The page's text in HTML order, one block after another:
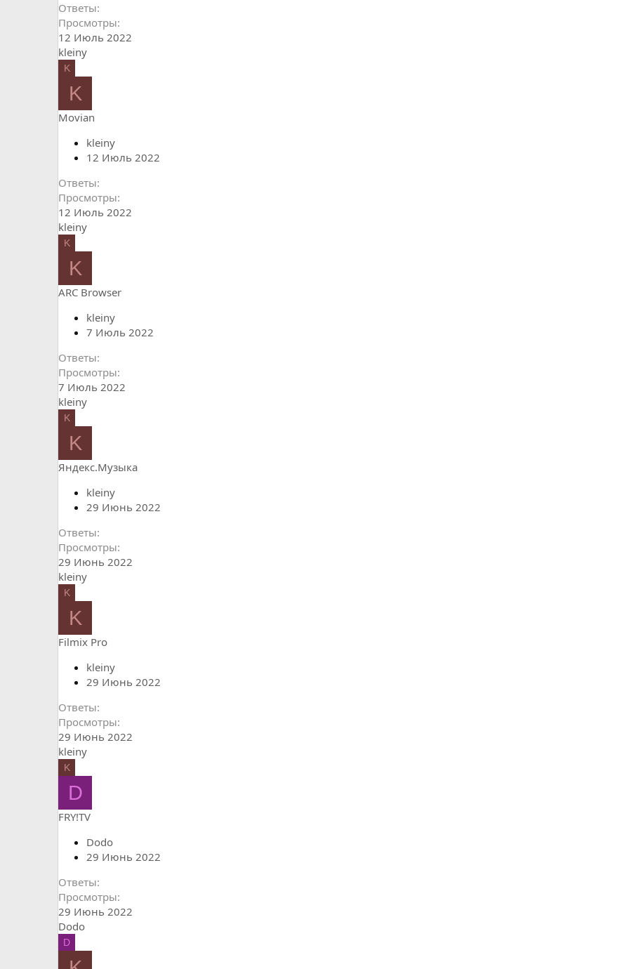
Ответы
Просмотры
12 Июль 2022
kleiny
K
K
Movian
kleiny
12 Июль 2022
Ответы
Просмотры
12 Июль 2022
kleiny
K
K
ARC Browser
kleiny
7 Июль 2022
Ответы
Просмотры
7 Июль 2022
kleiny
K
K
Яндекс.Музыка
kleiny
29 Июнь 2022
Ответы
Просмотры
29 Июнь 2022
kleiny
K
K
Filmix Pro
kleiny
29 Июнь 2022
Ответы
Просмотры
29 Июнь 2022
kleiny
K
D
FRY!TV
Dodo
29 Июнь 2022
Ответы
Просмотры
29 Июнь 2022
Dodo
D